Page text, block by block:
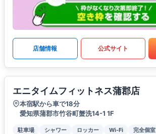
店舗情報 公式サイト
エニタイムフィットネス蒲郡店
本宿駅から車で18分
愛知県蒲郡市竹谷町蟹洗14-1 1F
駐車場 シャワー ロッカー Wi-Fi 完全個室